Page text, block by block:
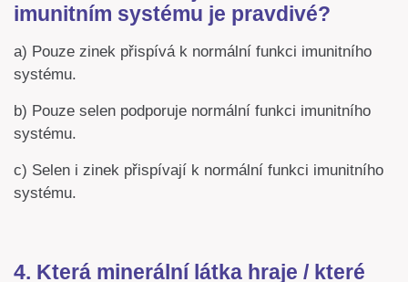
imunitním systému je pravdivé?
a) Pouze zinek přispívá k normální funkci imunitního
systému.
b) Pouze selen podporuje normální funkci imunitního
systému.
c) Selen i zinek přispívají k normální funkci imunitního
systému.
4. Která minerální látka hraje / které